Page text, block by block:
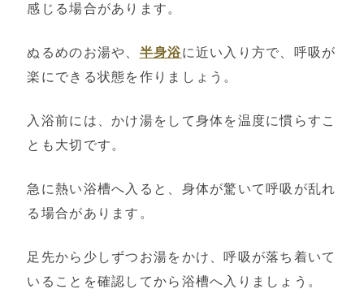
感じる場合があります。
ぬるめのお湯や、 半身浴に近い入り方で、呼吸が
楽にできる状態を作りましょう。
入浴前には、かけ湯をして身体を温度に慣らすこ
とも大切です。
急に熱い浴槽へ入ると、身体が驚いて呼吸が乱れ
る場合があります。
足先から少しずつお湯をかけ、呼吸が落ち着いて
いることを確認してから浴槽へ入りましょう。